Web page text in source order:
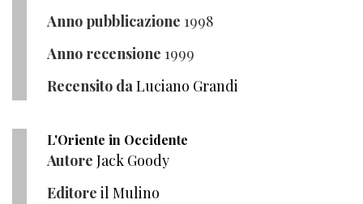
Anno pubblicazione 1998
Anno recensione 1999
Recensito daLuciano Grandi
L'Oriente in Occidente
Autore Jack Goody
Editore il Mulino